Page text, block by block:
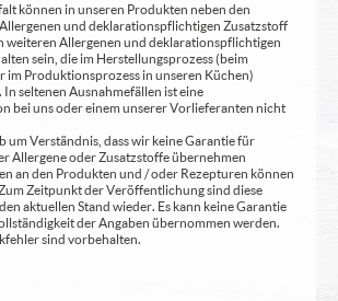
können in unseren Produkten neben den
und deklarationspflichtigen Zusatzstoff
weiteren Allergenen und deklarationspflichtigen
sein, die im Herstellungsprozess (beim
im Produktionsprozess in unseren Küchen)
seltenen Ausnahmefällen ist eine
bei uns oder einem unserer Vorlieferanten nicht
um Verständnis, dass wir keine Garantie für
Allergene oder Zusatzstoffe übernehmen
an den Produkten und / oder Rezepturen können
Zeitpunkt der Veröffentlichung sind diese
aktuellen Stand wieder. Es kann keine Garantie
der Angaben übernommen werden.
sind vorbehalten.